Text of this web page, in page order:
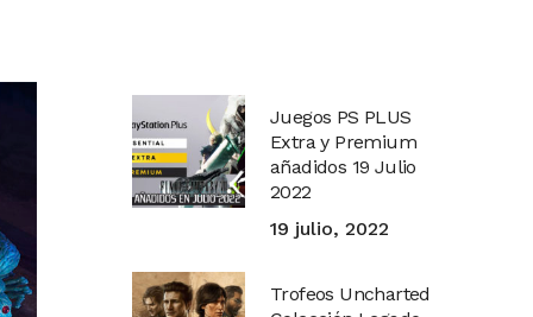
Juegos PS PLUS
Extra y Premium
añadidos 19 Julio
2022
19 julio, 2022
Trofeos Uncharted